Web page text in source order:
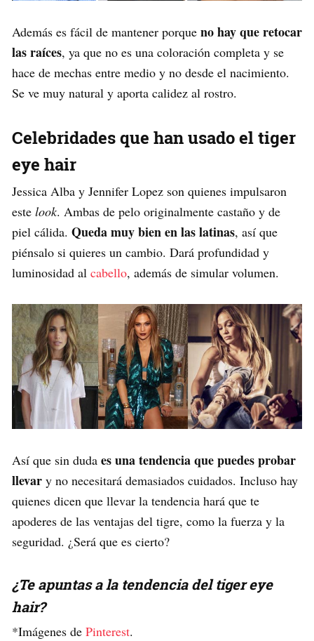
Además es fácil de mantener porque no hay que retocar
las raíces, ya que no es una coloración completa y se
hace de mechas entre medio y no desde el nacimiento.
Se ve muy natural y aporta calidez al rostro.
Celebridades que han usado el tiger
eye hair
Jessica Alba y Jennifer Lopez son quienes impulsaron
este look. Ambas de pelo originalmente castaño y de
piel cálida. Queda muy bien en las latinas, así que
piénsalo si quieres un cambio. Dará profundidad y
luminosidad al cabello, además de simular volumen.
Así que sin duda es una tendencia que puedes probar
llevar y no necesitará demasiados cuidados. Incluso hay
quienes dicen que llevar la tendencia hará que te
apoderes de las ventajas del tigre, como la fuerza y la
seguridad. ¿Será que es cierto?
¿Te apuntas a la tendencia del tiger eye
hair?
*Imágenes de Pinterest.